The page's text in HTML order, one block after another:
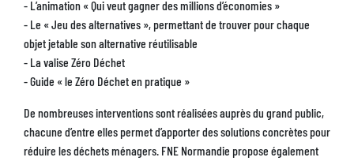
- L’animation « Qui veut gagner des millions d’économies »
- Le « Jeu des alternatives », permettant de trouver pour chaque
objet jetable son alternative réutilisable
- La valise Zéro Déchet
- Guide « le Zéro Déchet en pratique »
De nombreuses interventions sont réalisées auprès du grand public,
chacune d’entre elles permet d’apporter des solutions concrètes pour
réduire les déchets ménagers. FNE Normandie propose également